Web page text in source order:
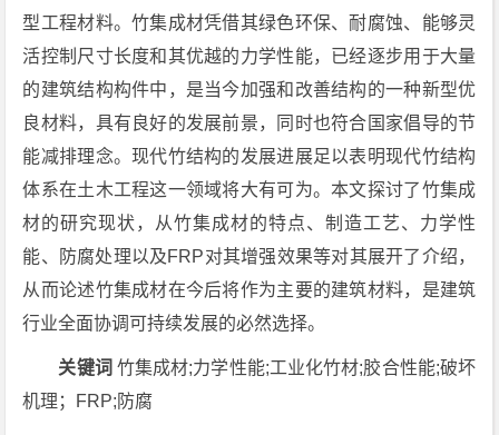
型工程材料。竹集成材凭借其绿色环保、耐腐蚀、能够灵
活控制尺寸长度和其优越的力学性能，已经逐步用于大量
的建筑结构构件中，是当今加强和改善结构的一种新型优
良材料，具有良好的发展前景，同时也符合国家倡导的节
能减排理念。现代竹结构的发展进展足以表明现代竹结构
体系在土木工程这一领域将大有可为。本文探讨了竹集成
材的研究现状，从竹集成材的特点、制造工艺、力学性
能、防腐处理以及FRP对其增强效果等对其展开了介绍，
从而论述竹集成材在今后将作为主要的建筑材料，是建筑
行业全面协调可持续发展的必然选择。
关键词 竹集成材;力学性能;工业化竹材;胶合性能;破坏
机理；FRP;防腐